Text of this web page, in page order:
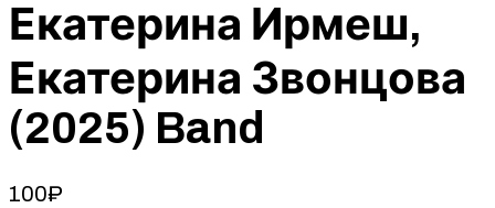
Екатерина Ирмеш,
Екатерина Звонцова
(2025) Band
100₽